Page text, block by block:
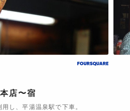
店〜宿
し、平湯温泉駅で下車。